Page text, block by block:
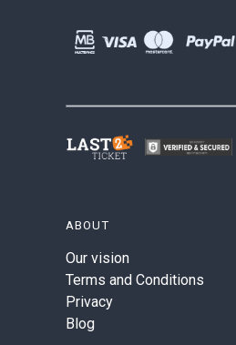
ABOUT
Our vision
Terms and Conditions
Privacy
Blog